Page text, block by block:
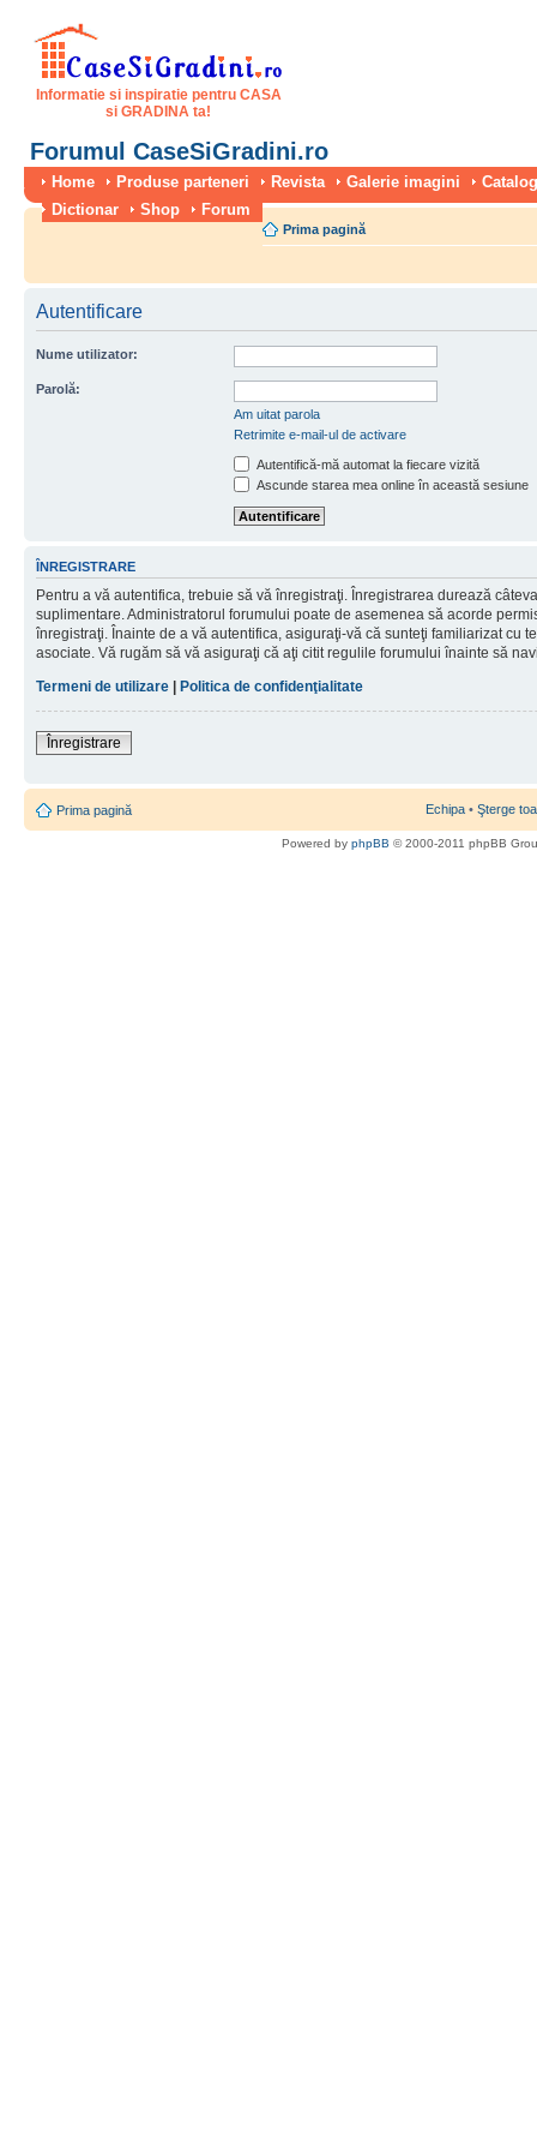
Informatie si inspiratie pentru CASA
si GRADINA ta!
Forumul CaseSiGradini.ro
Home Produse parteneri Revista Galerie imagini
Dictionar
Shop Forum
Prima pagină
Autentificare
Nume utilizator:
Parolă:
Am uitat parola
Retrimite e-mail-ul de activare
Autentifică-mă automat la fiecare vizită
Ascunde starea mea online în această sesiune
ÎNREGISTRARE
Pentru a vă autentifica, trebuie să vă înregistraţi. Înregistrarea durează
suplimentare. Administratorul forumului poate de asemenea să acorde
înregistraţi. Înainte de a vă autentifica, asiguraţi-vă că sunteţi familiarizat cu
asociate. Vă rugăm să vă asiguraţi că aţi citit regulile forumului înainte să
Termeni de utilizare | Politica de confidenţialitate
Înregistrare
Prima pagină Echipa • Şterge
Powered by phpBB © 2000-2011 phpBB